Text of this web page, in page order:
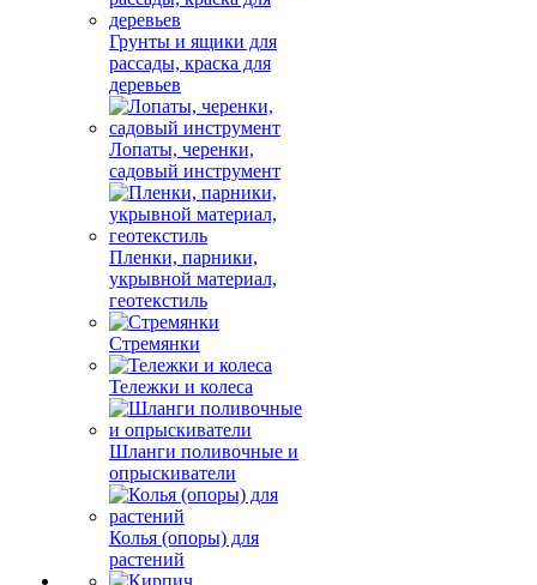
Грунты и ящики для
рассады, краска для
деревьев
Лопаты, черенки,
садовый инструмент
Пленки, парники,
укрывной материал,
геотекстиль
Стремянки
Тележки и колеса
Шланги поливочные и
опрыскиватели
Колья (опоры) для
растений